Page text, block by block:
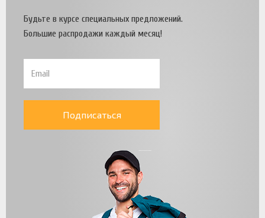
Будьте в курсе специальных предложений.
Большие распродажи каждый месяц!
Подписаться